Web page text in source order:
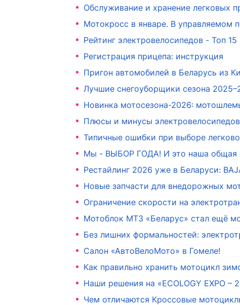
Обслуживание и хранение легковых
Мотокросс в январе. В управляемом
Рейтинг электровелосипедов - Топ 15
Регистрация прицепа: инструкция
Пригон автомобилей в Беларусь из
Лучшие снегоуборщики сезона
Новинка мотосезона-2026:
Плюсы и минусы электровелосипедов
Типичные ошибки при выборе
Мы - ВЫБОР ГОДА! И это наша общая
Рестайлинг 2026 уже в Беларуси:
Новые запчасти для внедорожных
Ограничение скорости на
Мотоблок МТЗ «Беларус» стал ещё
Без лишних формальностей:
Салон «АвтоВелоМото» в Гомеле!
Как правильно хранить мотоцикл
Наши решения на «ECOLOGY EXPO –
Чем отличаются Кроссовые